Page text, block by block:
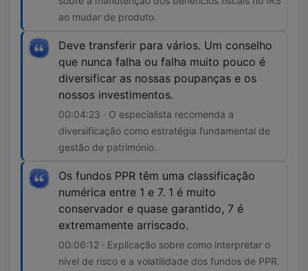
ao mudar de produto.
Deve transferir para vários. Um conselho
que nunca falha ou falha muito pouco é
diversificar as nossas poupanças e os
nossos investimentos.
00:04:23 · O especialista recomenda a
diversificação como estratégia fundamental de
gestão de património.
Os fundos PPR têm uma classificação
numérica entre 1 e 7. 1 é muito
conservador e quase garantido, 7 é
extremamente arriscado.
00:06:12 · Explicação sobre como interpretar o
nível de risco e a volatilidade dos fundos de PPR.